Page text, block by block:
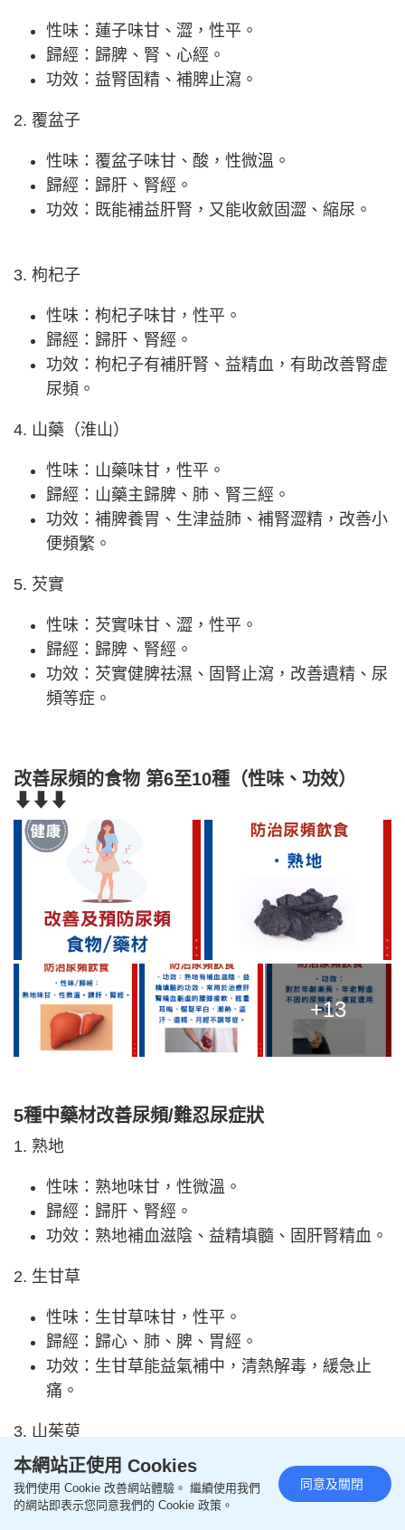
性味：蓮子味甘、澀，性平。
歸經：歸脾、腎、心經。
功效：益腎固精、補脾止瀉。
2. 覆盆子
性味：覆盆子味甘、酸，性微溫。
歸經：歸肝、腎經。
功效：既能補益肝腎，又能收斂固澀、縮尿。
3. 枸杞子
性味：枸杞子味甘，性平。
歸經：歸肝、腎經。
功效：枸杞子有補肝腎、益精血，有助改善腎虛
尿頻。
4. 山藥（淮山）
性味：山藥味甘，性平。
歸經：山藥主歸脾、肺、腎三經。
功效：補脾養胃、生津益肺、補腎澀精，改善小
便頻繁。
5. 芡實
性味：芡實味甘、澀，性平。
歸經：歸脾、腎經。
功效：芡實健脾祛濕、固腎止瀉，改善遺精、尿
頻等症。
改善尿頻的食物 第6至10種（性味、功效）
⬇⬇⬇
+13
5種中藥材改善尿頻/難忍尿症狀
1. 熟地
性味：熟地味甘，性微溫。
歸經：歸肝、腎經。
功效：熟地補血滋陰、益精填髓、固肝腎精血。
2. 生甘草
性味：生甘草味甘，性平。
歸經：歸心、肺、脾、胃經。
功效：生甘草能益氣補中，清熱解毒，緩急止
痛。
3. 山茱萸
性味：山茱萸味甘、酸，性微溫。
歸經：歸肝、腎經。
本網站正使用 Cookies
我們使用 Cookie 改善網站體驗。 繼續使用我們
的網站即表示您同意我們的 Cookie 政策。
同意及關閉